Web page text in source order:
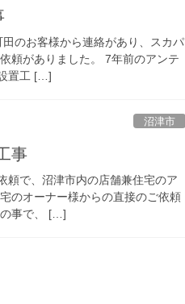
のお客様から連絡があり、スカパ
頼がありました。 7年前のアンテ
置工 […]
沼津市
事
頼で、沼津市内の店舗兼住宅のア
のオーナー様からの直接のご依頼
の事で、 […]